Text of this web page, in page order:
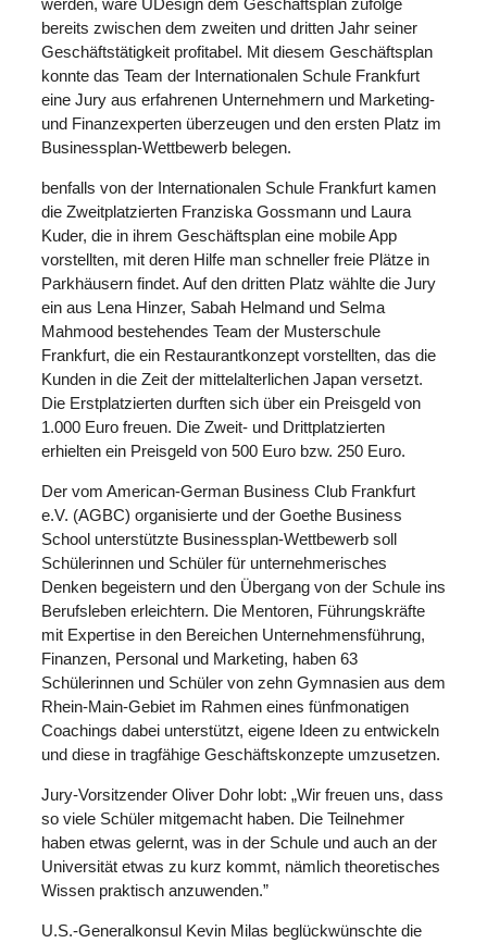
bereits zwischen dem zweiten und dritten Jahr seiner
Geschäftstätigkeit profitabel. Mit diesem Geschäftsplan
konnte das Team der Internationalen Schule Frankfurt
eine Jury aus erfahrenen Unternehmern und Marketing-
und Finanzexperten überzeugen und den ersten Platz im
Businessplan-Wettbewerb belegen.
benfalls von der Internationalen Schule Frankfurt kamen
die Zweitplatzierten Franziska Gossmann und Laura
Kuder, die in ihrem Geschäftsplan eine mobile App
vorstellten, mit deren Hilfe man schneller freie Plätze in
Parkhäusern findet. Auf den dritten Platz wählte die Jury
ein aus Lena Hinzer, Sabah Helmand und Selma
Mahmood bestehendes Team der Musterschule
Frankfurt, die ein Restaurantkonzept vorstellten, das die
Kunden in die Zeit der mittelalterlichen Japan versetzt.
Die Erstplatzierten durften sich über ein Preisgeld von
1.000 Euro freuen. Die Zweit- und Drittplatzierten
erhielten ein Preisgeld von 500 Euro bzw. 250 Euro.
Der vom American-German Business Club Frankfurt
e.V. (AGBC) organisierte und der Goethe Business
School unterstützte Businessplan-Wettbewerb soll
Schülerinnen und Schüler für unternehmerisches
Denken begeistern und den Übergang von der Schule ins
Berufsleben erleichtern. Die Mentoren, Führungskräfte
mit Expertise in den Bereichen Unternehmensführung,
Finanzen, Personal und Marketing, haben 63
Schülerinnen und Schüler von zehn Gymnasien aus dem
Rhein-Main-Gebiet im Rahmen eines fünfmonatigen
Coachings dabei unterstützt, eigene Ideen zu entwickeln
und diese in tragfähige Geschäftskonzepte umzusetzen.
Jury-Vorsitzender Oliver Dohr lobt: „Wir freuen uns, dass
so viele Schüler mitgemacht haben. Die Teilnehmer
haben etwas gelernt, was in der Schule und auch an der
Universität etwas zu kurz kommt, nämlich theoretisches
Wissen praktisch anzuwenden.”
U.S.-Generalkonsul Kevin Milas beglückwünschte die